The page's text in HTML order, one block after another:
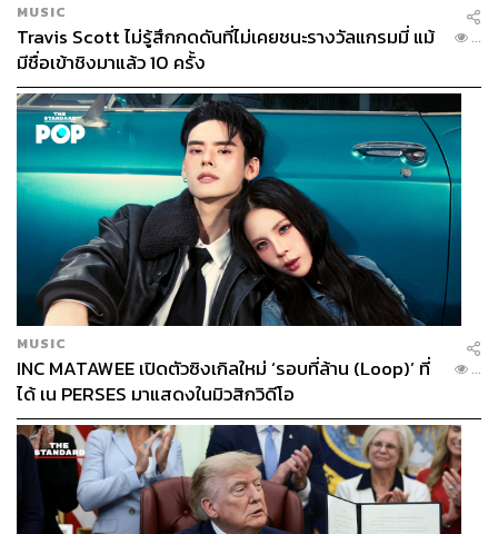
MUSIC
Travis Scott ไม่รู้สึกกดดันที่ไม่เคยชนะรางวัลแกรมมี่ แม้
มีชื่อเข้าชิงมาแล้ว 10 ครั้ง
...
MUSIC
INC MATAWEE เปิดตัวซิงเกิลใหม่ ‘รอบที่ล้าน (Loop)’ ที่
ได้ เน PERSES มาแสดงในมิวสิกวิดีโอ
...